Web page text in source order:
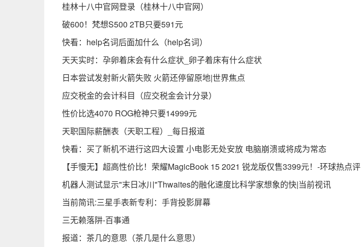
桂林十八中官网登录（桂林十八中官网）
破600！梵想S500 2TB只要591元
快看：help名词后面加什么（help名词）
天天实时：孕卵着床会有什么症状_卵子着床有什么症状
日本尝试发射新火箭失败 火箭还停留原地|世界焦点
应交税金的会计科目（应交税金会计分录）
性价比选4070 ROG枪神只要14999元
天职国际薪酬表（天职工程）_每日报道
快看：买了新机不进行这四大设置 小电影无处安放 电脑崩溃或将成为常态
【手慢无】超高性价比！荣耀MagicBook 15 2021 锐龙版仅售3399元！-环球热点评
机器人测试显示"末日冰川"Thwaites的融化速度比科学家想象的快|当前视讯
当前简讯:三星手表新专利：手背投影屏幕
三无赖落阱-百事通
报道：茶几的意思（茶几是什么意思）